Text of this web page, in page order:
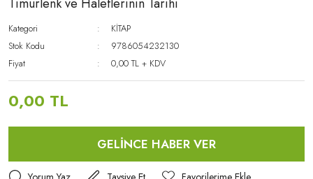
Kategori
KİTAP
Stok Kodu
9786054232130
Fiyat
0,00 TL + KDV
0,00 TL
GELİNCE HABER VER